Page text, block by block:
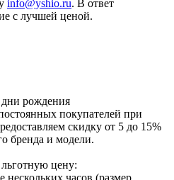
info@yshio.ru. В ответ
с лучшей ценой.
дни рождения
покупателей при
скидку от 5 до 15%
бренда и модели.
цену:
нескольких часов (размер